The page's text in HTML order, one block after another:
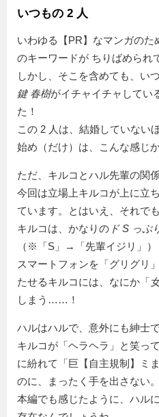
いつもの 2 人
いわゆる【PR】なマンガの
のキーワードが ちりばめられ
しかし、そこを含めても、い
鍵 春樹がイチャイチャしてい
た！
この 2 人は、結婚していない
始め（だけ）は、こんな感じ
ただ、キルコとハル先輩の関
今回は立場上キルコが上に立
ています。とはいえ、それで
キルコは、かなりの ド S っぷ
（※「S」→「先輩イジリ」）
スマートフォンを
グリグリ
たせるキルコには、なにか「
しまう……！
ハルはハルで、意外にも紳士で
キルコが
ヘラヘラ
と笑っ
に紛れて「巨【自主規制】ミ
のに、まったく手を出さない。
本編でも感じたように、ハル